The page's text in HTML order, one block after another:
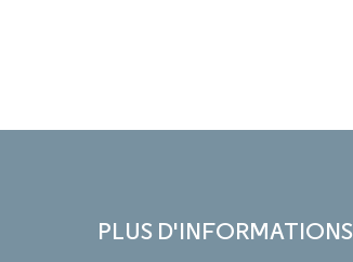
PLUS D'INFORMATIONS